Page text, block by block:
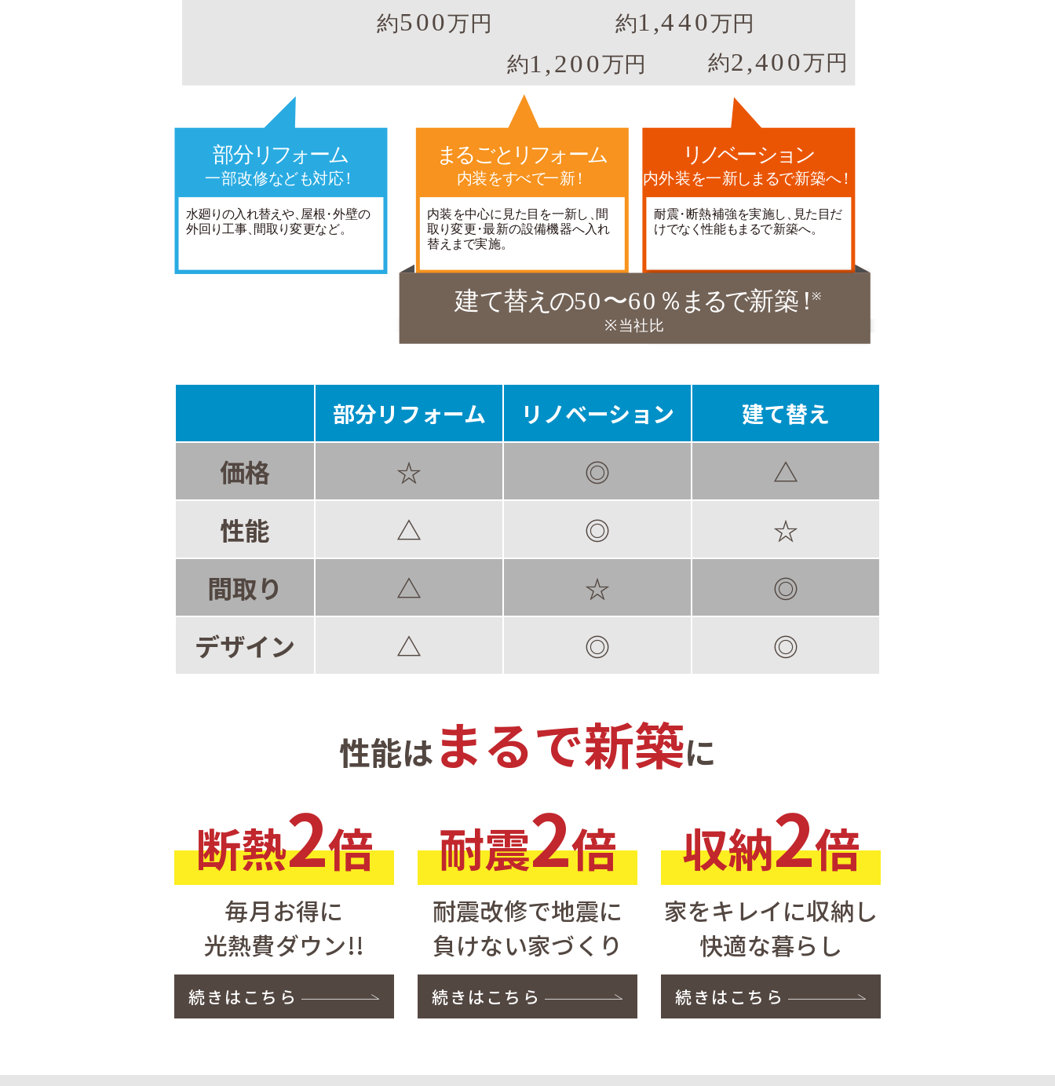
部分リフォーム リノベーション 建て替え
価格 ☆ ◎
△
性能
△ ◎
☆
間取り
△ ☆
◎
デザイン
△ ◎ ◎
性能はまるで新築に
断熱2倍
毎月お得に
光熱費ダウン!!
続きはこちら
耐震2倍
耐震改修で地震に
負けない家づくり
続きはこちら
収納2倍
家をキレイに収納し
快適な暮らし
続きはこちら